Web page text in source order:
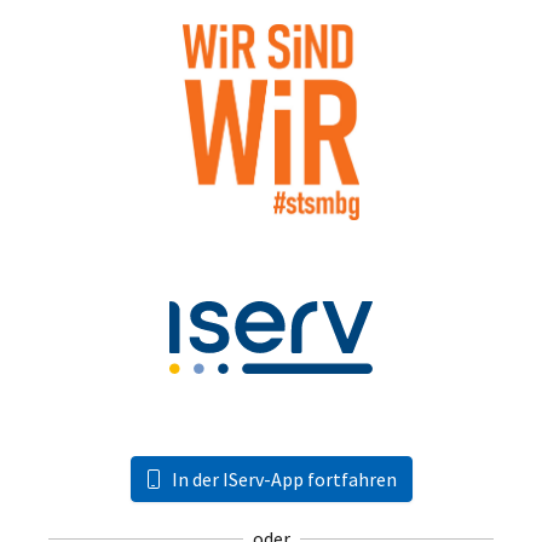
In der IServ-App fortfahren